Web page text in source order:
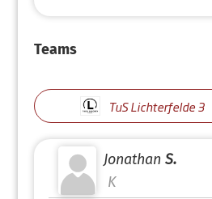
Teams
TuS Lichterfelde 3
Jonathan S.
K